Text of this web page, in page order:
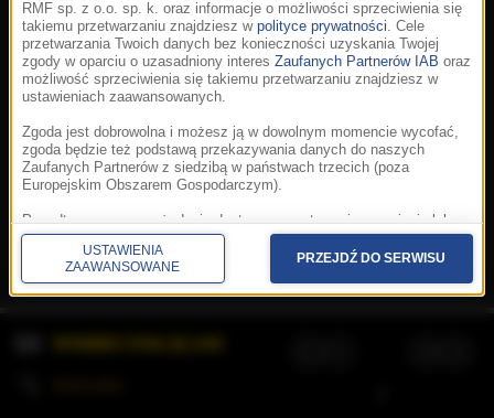
Korzystanie z portalu oznacza akceptację
Prywatność.Aplikacje.© 2026 Radio Muzyka
Fakty Grupa RMF sp. z o.o. sp. k.
RMF sp. z o.o. sp. k. oraz informacje o możliwości sprzeciwienia się
takiemu przetwarzaniu znajdziesz w polityce prywatności. Cele
przetwarzania Twoich danych bez konieczności uzyskania Twojej
zgody w oparciu o uzasadniony interes Zaufanych Partnerów IAB oraz
możliwość sprzeciwienia się takiemu przetwarzaniu znajdziesz w
ustawieniach zaawansowanych.
Zgoda jest dobrowolna i możesz ją w dowolnym momencie wycofać,
zgoda będzie też podstawą przekazywania danych do naszych
Zaufanych Partnerów z siedzibą w państwach trzecich (poza
Europejskim Obszarem Gospodarczym).
Ponadto masz prawo żądania dostępu, sprostowania, usunięcia lub
ograniczenia przetwarzania danych, a także złożenia skargi do
Prezesa Urzędu Ochrony Danych Osobowych. W polityce prywatności
znajdziesz informacje jak wykonać swoje prawa. Szczegółowe
informacje na temat przetwarzania Twoich danych znajdują się w
USTAWIENIA
ZAAWANSOWANE
PRZEJDŹ DO SERWISU